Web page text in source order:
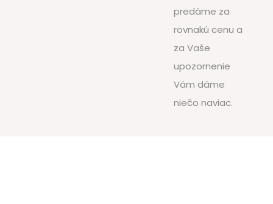
predáme za
rovnakú cenu a
za Vaše
upozornenie
Vám dáme
niečo naviac.